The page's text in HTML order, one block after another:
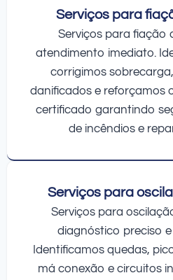
Serviços para
Serviços para fiação
atendimento imediato.
corrigimos
danificados e reforçamos
certificado garantindo
de incêndios e
Serviços para
Serviços para
diagnóstico preciso
Identificamos quedas,
má conexão e circuitos